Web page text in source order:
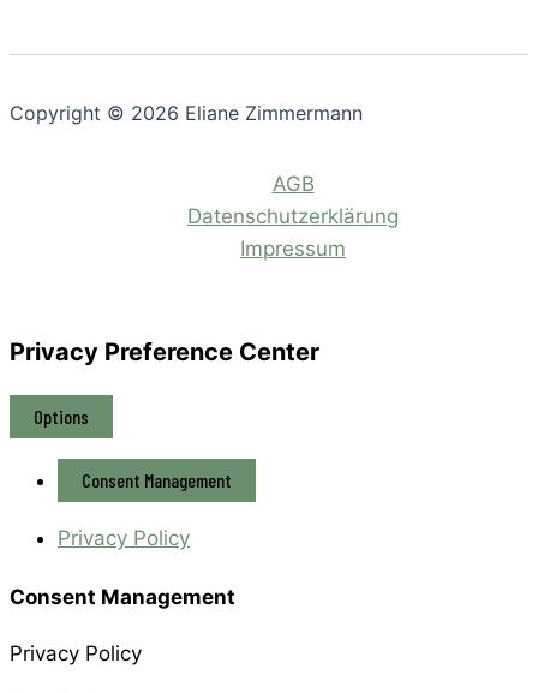
Copyright © 2026 Eliane Zimmermann
AGB
Datenschutzerklärung
Impressum
Privacy Preference Center
Options
Consent Management
Privacy Policy
Consent Management
Privacy Policy